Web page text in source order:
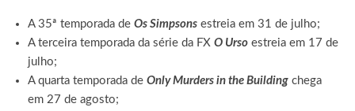
A 35ª temporada de Os Simpsons estreia em 31 de julho;
A terceira temporada da série da FX O Urso estreia em 17 de
julho;
A quarta temporada de Only Murders in the Building chega
em 27 de agosto;